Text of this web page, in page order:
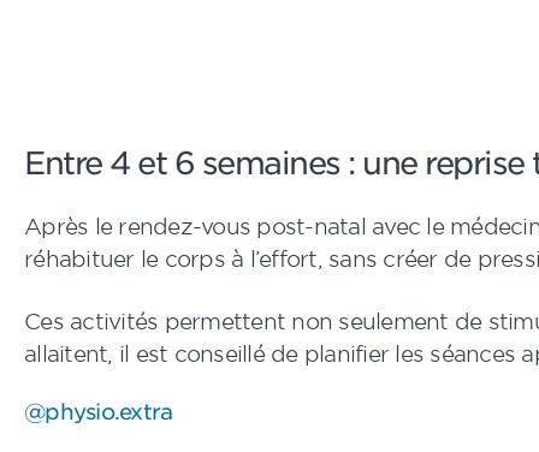
Entre 4 et 6 semaines : une
Après le rendez-vous post-natal avec le
réhabituer le corps à l’effort, sans créer de
Ces activités permettent non seulement de
allaitent, il est conseillé de planifier les séances
@physio.extra